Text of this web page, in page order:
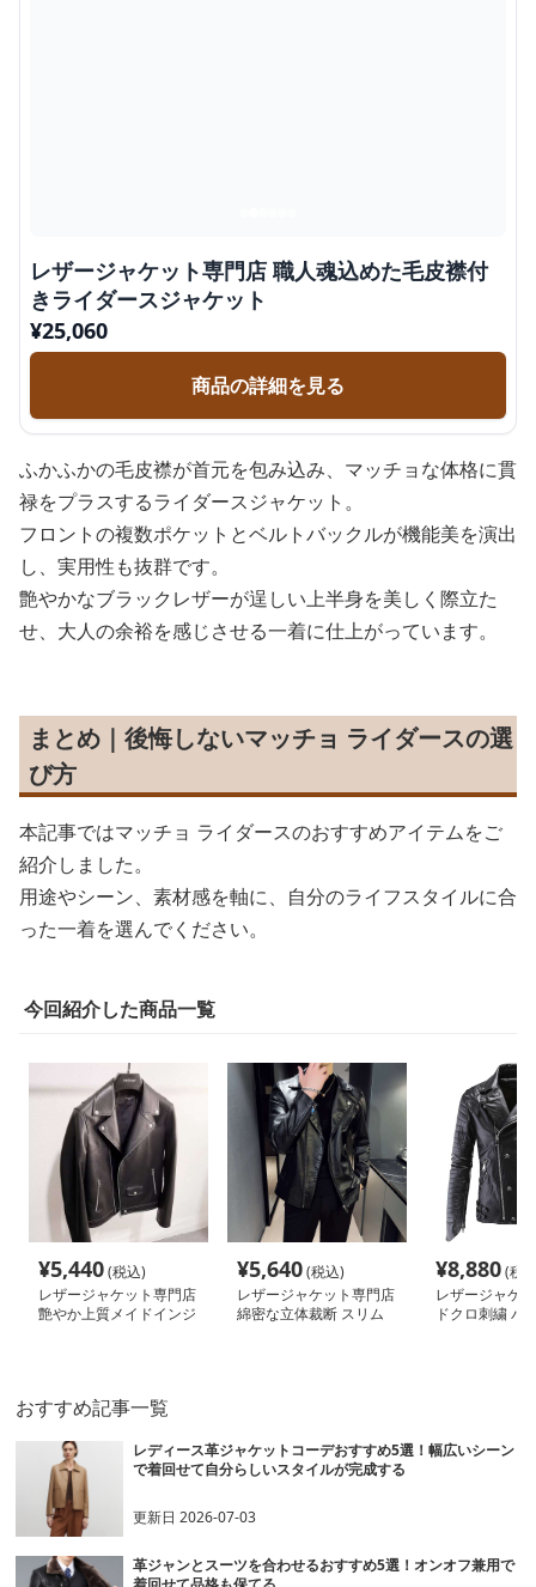
レザージャケット専門店 職人魂込めた毛皮襟付
きライダースジャケット
¥25,060
商品の詳細を見る
ふかふかの毛皮襟が首元を包み込み、マッチョな体格に貫
禄をプラスするライダースジャケット。
フロントの複数ポケットとベルトバックルが機能美を演出
し、実用性も抜群です。
艶やかなブラックレザーが逞しい上半身を美しく際立た
せ、大人の余裕を感じさせる一着に仕上がっています。
まとめ｜後悔しないマッチョ ライダースの選
び方
本記事ではマッチョ ライダースのおすすめアイテムをご
紹介しました。
用途やシーン、素材感を軸に、自分のライフスタイルに合
った一着を選んでください。
今回紹介した商品一覧
¥5,440(税込)
レザージャケット専門店
艶やか上質メイドインジ
¥5,640(税込)
レザージャケット専門店
綿密な立体裁断 スリム
¥8,880(税
レザージャケ
ドクロ刺繍 バ
おすすめ記事一覧
レディース革ジャケットコーデおすすめ5選！幅広いシーン
で着回せて自分らしいスタイルが完成する
更新日2026-07-03
革ジャンとスーツを合わせるおすすめ5選！オンオフ兼用で